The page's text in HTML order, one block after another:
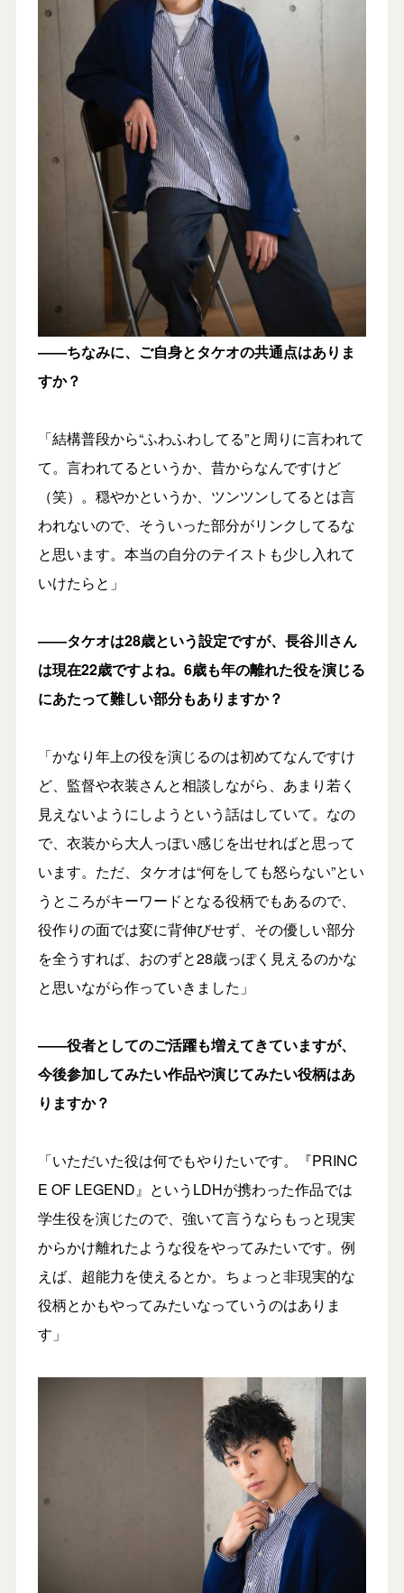
――ちなみに、ご自身とタケオの共通点はありま
すか？
「結構普段から“ふわふわしてる”と周りに言われて
て。言われてるというか、昔からなんですけど
（笑）。穏やかというか、ツンツンしてるとは言
われないので、そういった部分がリンクしてるな
と思います。本当の自分のテイストも少し入れて
いけたらと」
――タケオは28歳という設定ですが、長谷川さん
は現在22歳ですよね。6歳も年の離れた役を演じる
にあたって難しい部分もありますか？
「かなり年上の役を演じるのは初めてなんですけ
ど、監督や衣装さんと相談しながら、あまり若く
見えないようにしようという話はしていて。なの
で、衣装から大人っぽい感じを出せればと思って
います。ただ、タケオは“何をしても怒らない”とい
うところがキーワードとなる役柄でもあるので、
役作りの面では変に背伸びせず、その優しい部分
を全うすれば、おのずと28歳っぽく見えるのかな
と思いながら作っていきました」
――役者としてのご活躍も増えてきていますが、
今後参加してみたい作品や演じてみたい役柄はあ
りますか？
「いただいた役は何でもやりたいです。『PRINC
E OF LEGEND』というLDHが携わった作品では
学生役を演じたので、強いて言うならもっと現実
からかけ離れたような役をやってみたいです。例
えば、超能力を使えるとか。ちょっと非現実的な
役柄とかもやってみたいなっていうのはありま
す」